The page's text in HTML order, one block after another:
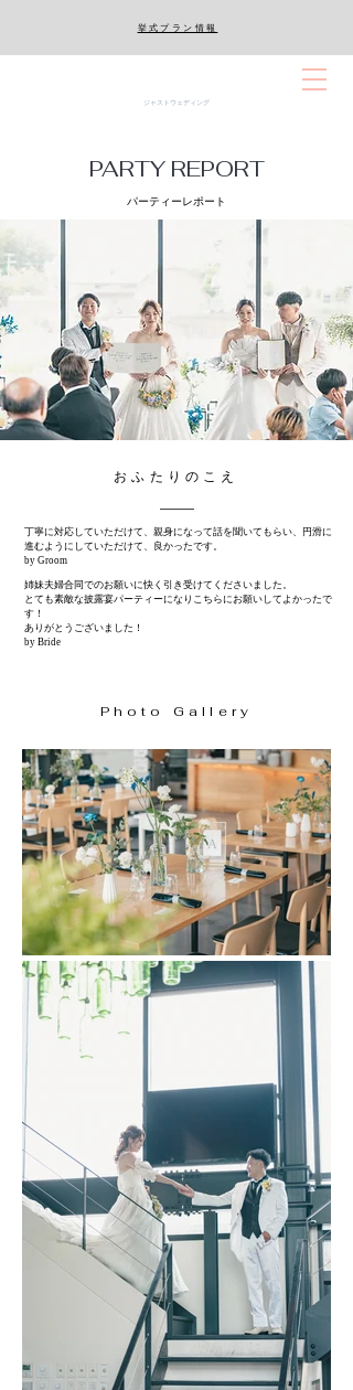
​挙式プラン情報
ジャストウェディング
PARTY REPORT
パーティーレポート
おふたりのこえ
丁寧に対応していただけて、親身になって話を聞いてもらい、円滑に
進むようにしていただけて、良かったです。
by Groom
姉妹夫婦合同でのお願いに快く引き受けてくださいました。
とても素敵な披露宴パーティーになりこちらにお願いしてよかったで
す！
ありがとうございました！
by Bride
Photo Gallery